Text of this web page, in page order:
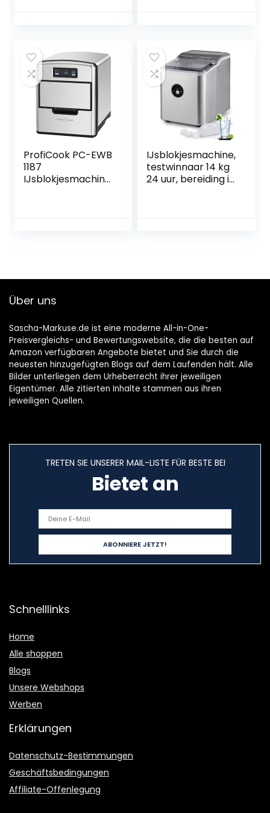
ProfiCook PC-EWB
1187
IJsblokjesmachine,
hoogwaardige
behuizing
IJsblokjesmachine,
testwinnaar 14 kg
24 uur, bereiding in
Über uns
Sascha-Markuse.de ist eine moderne All-in-One-
Preisvergleichs- und Bewertungswebsite, die die besten auf
Amazon verfügbaren Angebote bietet und Sie durch die
neuesten hinzugefügten Blogs auf dem Laufenden hält. Alle
Bilder unterliegen dem Urheberrecht ihrer jeweiligen
Eigentümer. Alle zitierten Inhalte stammen aus ihren
jeweiligen Quellen.
TRETEN SIE UNSERER MAIL-LISTE FÜR BESTE BEI
Bietet an
Schnelllinks
Home
Alle shoppen
Blogs
Unsere Webshops
Werben
Erklärungen
Datenschutz-Bestimmungen
Geschäftsbedingungen
Affiliate-Offenlegung